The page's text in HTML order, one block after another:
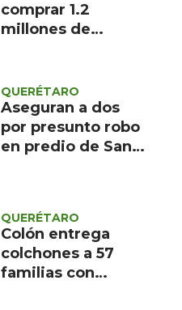
comprar 1.2
millones de
QUERÉTARO
Aseguran a dos
por presunto robo
en predio de San
QUERÉTARO
Colón entrega
colchones a 57
familias con